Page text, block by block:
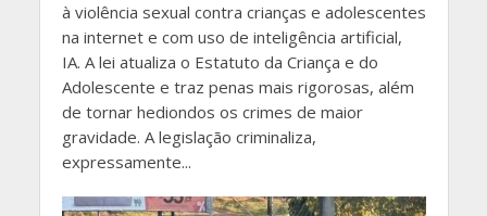
à violência sexual contra crianças e adolescentes
na internet e com uso de inteligência artificial,
IA. A lei atualiza o Estatuto da Criança e do
Adolescente e traz penas mais rigorosas, além
de tornar hediondos os crimes de maior
gravidade. A legislação criminaliza,
expressamente...